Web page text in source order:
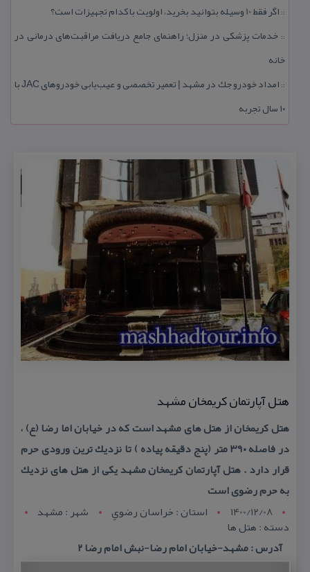
:: اگر فقط 10 وسیله بتوانید بخرید، اولویت با كدام تجهیزات است؟
:: خدمات پزشكی در منزل؛ راهنمای جامع دریافت مراقبت‌های درمانی در
خانه
::
امداد خودرو جك در مشهد | تعمیر تخصصی و عیب‌یابی خودروهای JAC با
۱۰ سال تجربه
هتل آپارتمان كریمخان مشهد
هتل كریمخان از هتل های مشهد است كه در خیابان اما رضا (ع) ،
در فاصله ۳۹۰ متر (پنج دقیقه پیاده ) تا نزدیك ترین ورودی حرم
قرار دارد . هتل آپارتمان كریمخان مشهد یكی از هتل های نزدیك
به حرم رضوی است
1400/12/08
استان : خراسان رضوي شهر : مشهد
دسته : هتل ها
آدرس : مشهد-خیابان امام رضا-نبش امام رضا ۲